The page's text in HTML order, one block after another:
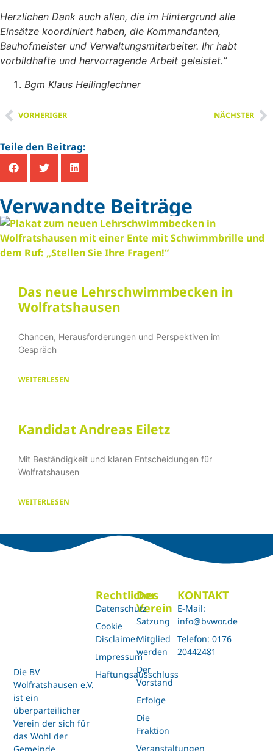
Herzlichen Dank auch allen, die im Hintergrund alle
Einsätze koordiniert haben, die Kommandanten,
Bauhofmeister und Verwaltungsmitarbeiter. Ihr habt
vorbildhafte und hervorragende Arbeit geleistet.“
Bgm Klaus Heilinglechner
VORHERIGER NÄCHSTER
Teile den Beitrag:
Verwandte Beiträge
Das neue Lehrschwimmbecken in
Wolfratshausen
Chancen, Herausforderungen und Perspektiven im
Gespräch
WEITERLESEN
Kandidat Andreas Eiletz
Mit Beständigkeit und klaren Entscheidungen für
Wolfratshausen
WEITERLESEN
Die BV
Wolfratshausen e.V.
ist ein
überparteilicher
Verein der sich für
das Wohl der
Der
Verein
Satzung
Mitglied
werden
Der
Vorstand
Erfolge
Die
Fraktion
Veranstaltungen
Rechtliches
Datenschutz
Cookie
Disclaimer
Impressum
Haftungsausschluss
KONTAKT
E-Mail:
info@bvwor.de
Telefon: 0176
20442481